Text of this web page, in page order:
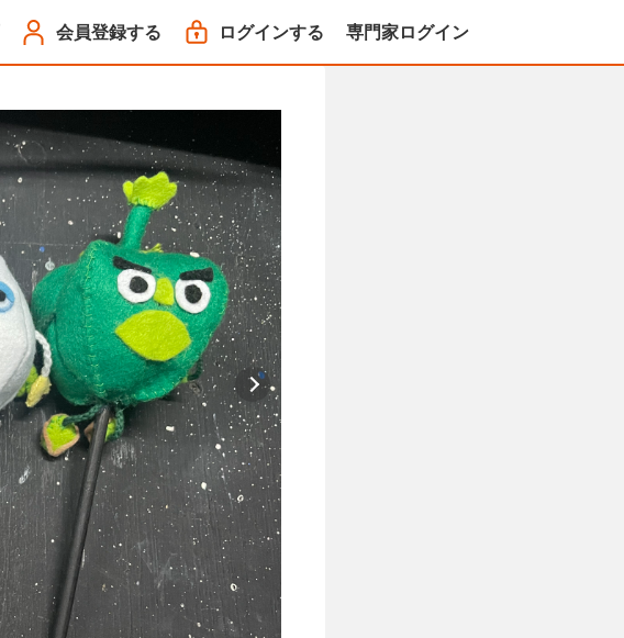
会員登録する ログインする 専門家ログイン